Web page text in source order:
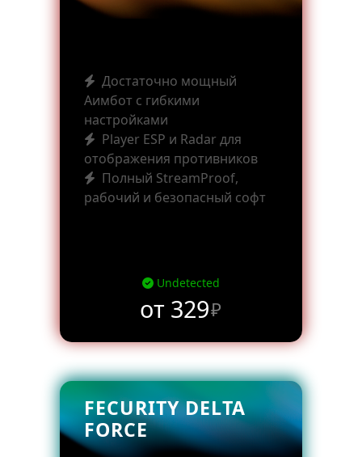
Достаточно мощный
Аимбот с гибкими
настройками
Player ESP и Radar для
отображения противников
Полный StreamProof,
рабочий и безопасный софт
Undetected
от 329₽
FECURITY DELTA
FORCE